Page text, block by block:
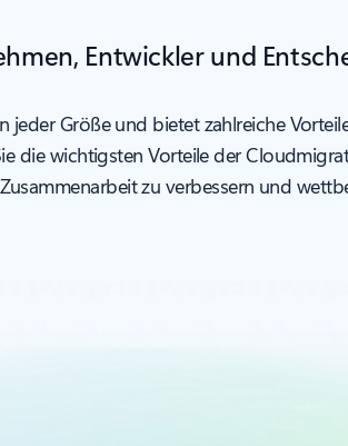
Entwickler und
Größe und bietet zahlreiche
die wichtigsten Vorteile der
zu verbessern und